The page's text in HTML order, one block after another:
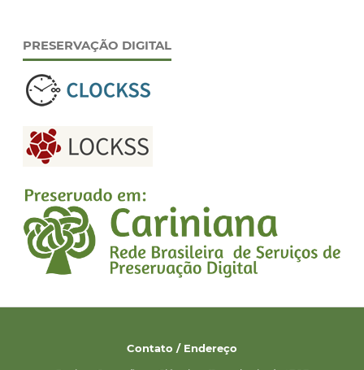
PRESERVAÇÃO DIGITAL
Contato / Endereço